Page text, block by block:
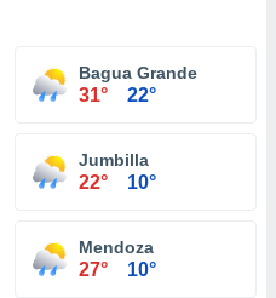
Bagua Grande
31° 22°
Jumbilla
22° 10°
Mendoza
27° 10°